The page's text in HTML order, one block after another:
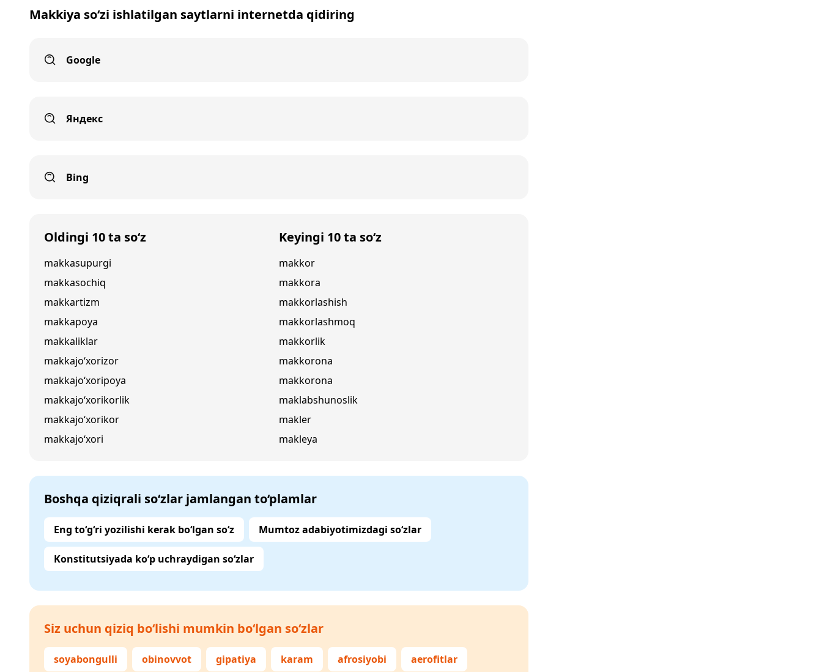
Makkiya so‘zi ishlatilgan saytlarni internetda qidiring
Google
Яндекс
Bing
Oldingi 10 ta so‘z
makkasupurgi
makkasochiq
makkartizm
makkapoya
makkaliklar
makkajo‘xorizor
makkajo‘xoripoya
makkajo‘xorikorlik
makkajo‘xorikor
makkajo‘xori
Keyingi 10 ta so‘z
makkor
makkora
makkorlashish
makkorlashmoq
makkorlik
makkorona
makkorona
maklabshunoslik
makler
makleya
Boshqa qiziqrali so‘zlar jamlangan to‘plamlar
Eng to‘g‘ri yozilishi kerak bo‘lgan so‘z Mumtoz adabiyotimizdagi so‘zlar
Konstitutsiyada ko‘p uchraydigan so‘zlar
Siz uchun qiziq bo‘lishi mumkin bo‘lgan so‘zlar
soyabongulli obinovvot gipatiya karam afrosiyobi aerofitlar